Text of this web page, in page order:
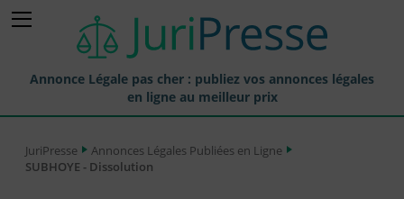
Annonce Légale pas cher : publiez vos annonces légales
en ligne au meilleur prix
Annonces Légales Publiées
JuriPresse
Annonces Légales Publiées en Ligne
SUBHOYE - Dissolution